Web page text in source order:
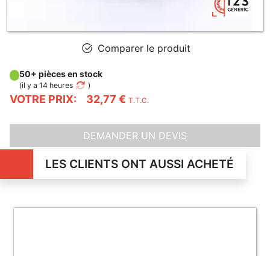
Comparer le produit
VOTRE PRIX: 32,77 € T.T.C.
50+ pièces en stock
(il y a 14 heures )
DEMANDER UN DEVIS
LES CLIENTS ONT AUSSI ACHETÉ